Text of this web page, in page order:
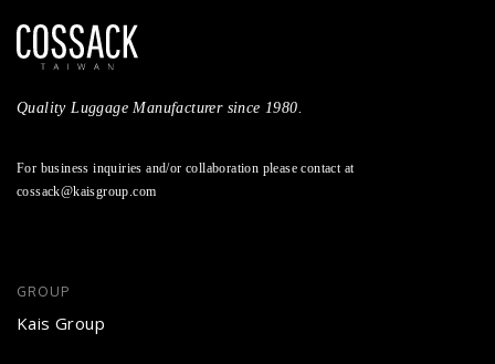
Quality Luggage Manufacturer since 1980.
For business inquiries and/or collaboration please contact at
cossack@kaisgroup.com
GROUP
Kais Group